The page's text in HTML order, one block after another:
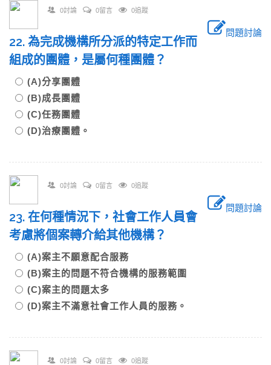
0討論 0留言 0追蹤
問題討論
22. 為完成機構所分派的特定工作而
組成的團體，是屬何種團體？
(A)分享團體
(B)成長團體
(C)任務團體
(D)治療團體。
0討論 0留言 0追蹤
問題討論
23. 在何種情況下，社會工作人員會
考慮將個案轉介給其他機構？
(A)案主不願意配合服務
(B)案主的問題不符合機構的服務範圍
(C)案主的問題太多
(D)案主不滿意社會工作人員的服務。
0討論 0留言 0追蹤